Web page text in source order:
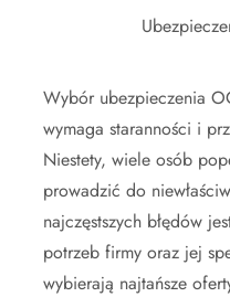
Wybór ubezpieczenia
wymaga staranności i
Niestety, wiele osób
prowadzić do
najczęstszych błędów
potrzeb firmy oraz jej
wybierają najtańsze